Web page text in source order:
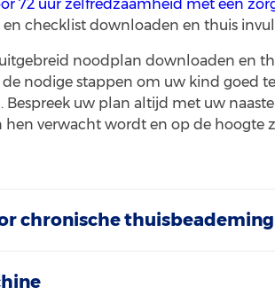
72 uur zelfredzaamheid met een
checklist downloaden en thuis
noodplan downloaden en
nodige stappen om uw kind goed te
uw plan altijd met uw
hen verwacht wordt en op de hoogte
chronische thuisbeademing